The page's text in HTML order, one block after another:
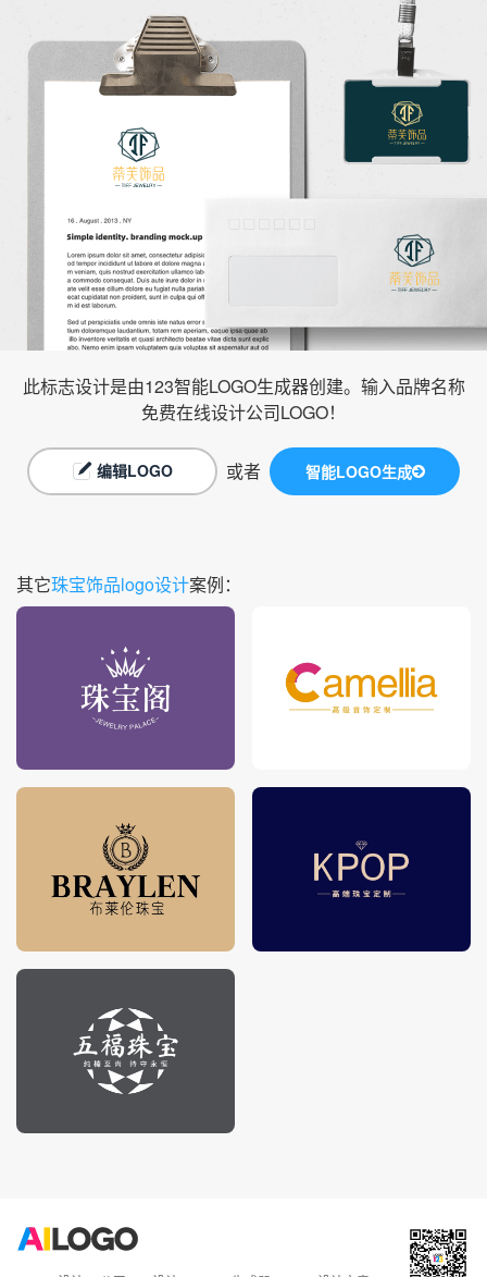
此标志设计是由123智能LOGO生成器创建。输入品牌名称
免费在线设计公司LOGO！
编辑LOGO 或者 智能LOGO生成
其它珠宝饰品logo设计案例：